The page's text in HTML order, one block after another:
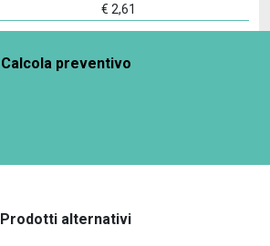
€ 2,61
Calcola preventivo
Prodotti alternativi